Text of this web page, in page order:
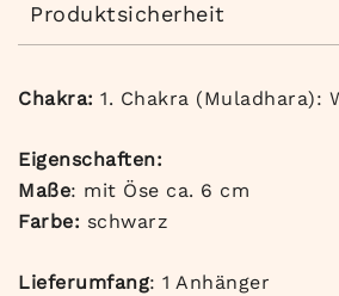
Produktsicherheit
Chakra: 1. Chakra (Muladhara):
Eigenschaften:
Maße: mit Öse ca. 6 cm
Farbe: schwarz
Lieferumfang: 1 Anhänger